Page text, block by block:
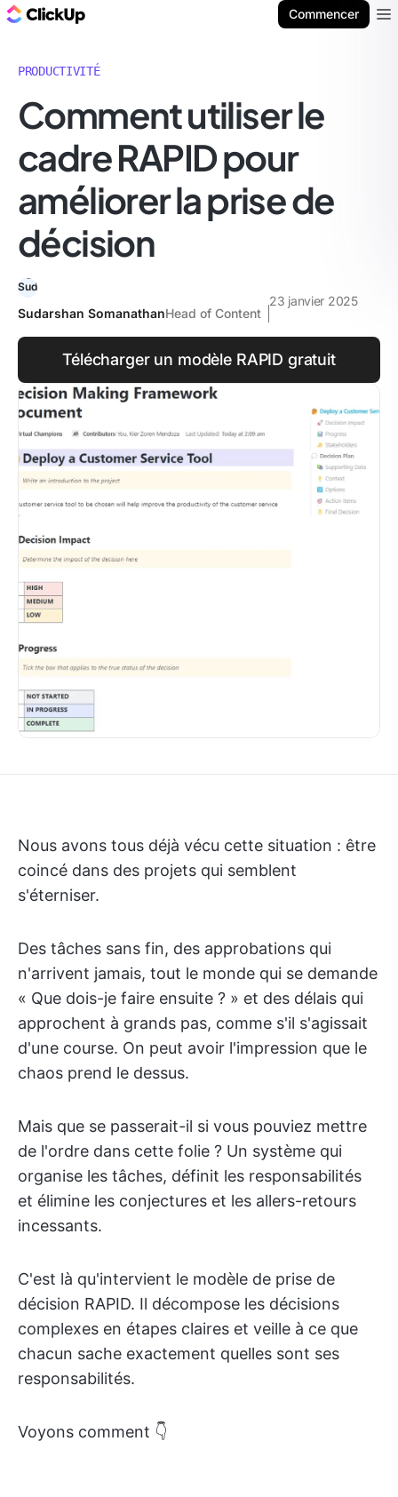
Commencer
PRODUCTIVITÉ
Comment utiliser le
cadre RAPID pour
améliorer la prise de
décision
Sudarshan SomanathanHead of Content
23 janvier 2025
Télécharger un modèle RAPID gratuit
Nous avons tous déjà vécu cette situation : être
coincé dans des projets qui semblent
s'éterniser.
Des tâches sans fin, des approbations qui
n'arrivent jamais, tout le monde qui se demande
« Que dois-je faire ensuite ? » et des délais qui
approchent à grands pas, comme s'il s'agissait
d'une course. On peut avoir l'impression que le
chaos prend le dessus.
Mais que se passerait-il si vous pouviez mettre
de l'ordre dans cette folie ? Un système qui
organise les tâches, définit les responsabilités
et élimine les conjectures et les allers-retours
incessants.
C'est là qu'intervient le modèle de prise de
décision RAPID. Il décompose les décisions
complexes en étapes claires et veille à ce que
chacun sache exactement quelles sont ses
responsabilités.
Voyons comment 👇